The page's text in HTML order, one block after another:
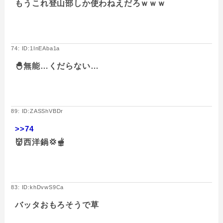
もうこれ登山部しか使わねえだろｗｗｗ
74: ID:1InEAba1a
🐣無能…くだらない…
89: ID:ZASShVBDr
>>74
👹西洋鍋💢🫕
83: ID:khDvwS9Ca
バッタおもろそうで草